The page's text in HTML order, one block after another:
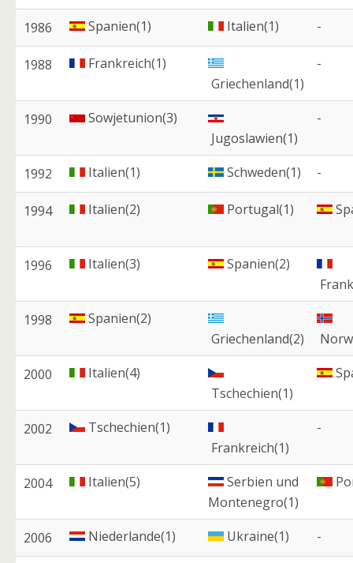
1986 Spanien(1) Italien(1) -
1988
Frankreich(1)
Griechenland(1)
-
1990
Sowjetunion(3)
Jugoslawien(1)
-
1992 Italien(1) Schweden(1) -
1994 Italien(2) Portugal(1)
1996 Italien(3)
Spanien(2)
1998
Spanien(2)
Griechenland(2)
2000
Italien(4)
Tschechien(1)
2002
Tschechien(1)
Frankreich(1)
-
2004 Italien(5)
Serbien und
Montenegro(1)
2006 Niederlande(1) Ukraine(1) -